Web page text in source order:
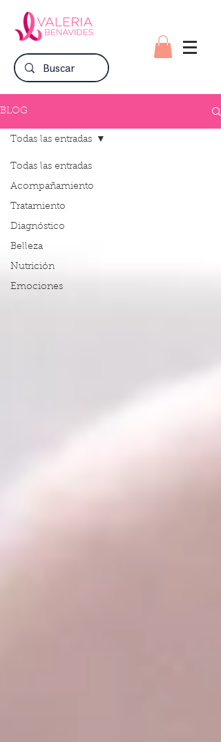
BLOG
Todas las entradas
Acompañamiento
Tratamiento
Diagnóstico
Belleza
Nutrición
Emociones
Todas las entradas